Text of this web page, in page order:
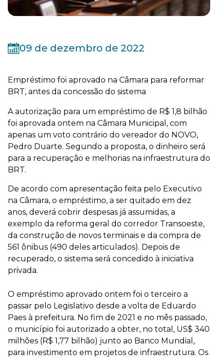
09 de dezembro de 2022
Empréstimo foi aprovado na Câmara para reformar
BRT, antes da concessão do sistema
A autorização para um empréstimo de R$ 1,8 bilhão
foi aprovada ontem na Câmara Municipal, com
apenas um voto contrário do vereador do NOVO,
Pedro Duarte. Segundo a proposta, o dinheiro será
para a recuperação e melhorias na infraestrutura do
BRT.
De acordo com apresentação feita pelo Executivo
na Câmara, o empréstimo, a ser quitado em dez
anos, deverá cobrir despesas já assumidas, a
exemplo da reforma geral do corredor Transoeste,
da construção de novos terminais e da compra de
561 ônibus (490 deles articulados). Depois de
recuperado, o sistema será concedido à iniciativa
privada.
O empréstimo aprovado ontem foi o terceiro a
passar pelo Legislativo desde a volta de Eduardo
Paes à prefeitura. No fim de 2021 e no mês passado,
o município foi autorizado a obter, no total, US$ 340
milhões (R$ 1,77 bilhão) junto ao Banco Mundial,
para investimento em projetos de infraestrutura. Os